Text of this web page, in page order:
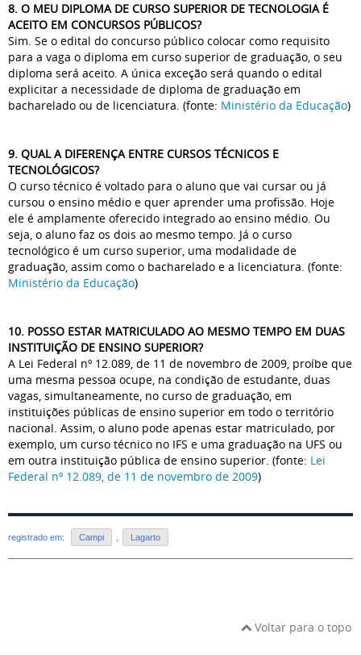
8. O MEU DIPLOMA DE CURSO SUPERIOR DE TECNOLOGIA É
ACEITO EM CONCURSOS PÚBLICOS?
Sim. Se o edital do concurso público colocar como requisito
para a vaga o diploma em curso superior de graduação, o seu
diploma será aceito. A única exceção será quando o edital
explicitar a necessidade de diploma de graduação em
bacharelado ou de licenciatura. (fonte: Ministério da Educação)
9. QUAL A DIFERENÇA ENTRE CURSOS TÉCNICOS E
TECNOLÓGICOS?
O curso técnico é voltado para o aluno que vai cursar ou já
cursou o ensino médio e quer aprender uma profissão. Hoje
ele é amplamente oferecido integrado ao ensino médio. Ou
seja, o aluno faz os dois ao mesmo tempo. Já o curso
tecnológico é um curso superior, uma modalidade de
graduação, assim como o bacharelado e a licenciatura. (fonte:
Ministério da Educação)
10. POSSO ESTAR MATRICULADO AO MESMO TEMPO EM DUAS
INSTITUIÇÃO DE ENSINO SUPERIOR?
A Lei Federal nº 12.089, de 11 de novembro de 2009, proíbe que
uma mesma pessoa ocupe, na condição de estudante, duas
vagas, simultaneamente, no curso de graduação, em
instituições públicas de ensino superior em todo o território
nacional. Assim, o aluno pode apenas estar matriculado, por
exemplo, um curso técnico no IFS e uma graduação na UFS ou
em outra instituição pública de ensino superior. (fonte: Lei
Federal nº 12.089, de 11 de novembro de 2009)
registrado em: Campi Lagarto
Voltar para o topo